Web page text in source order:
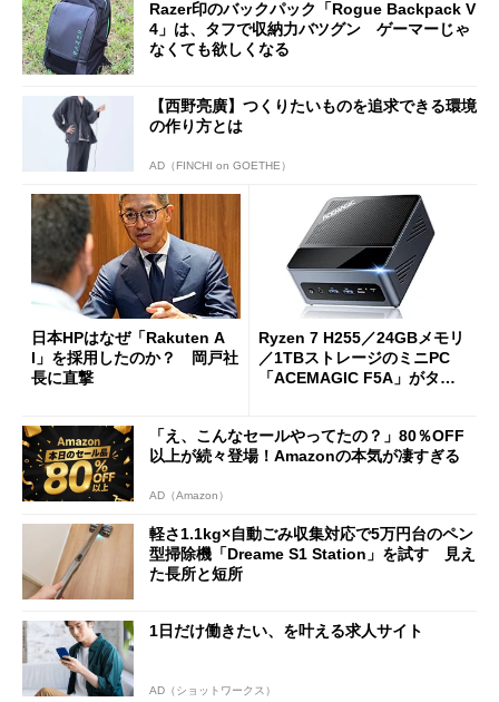
Razer印のバックパック「Rogue Backpack V
4」は、タフで収納力バツグン ゲーマーじゃ
なくても欲しくなる
【西野亮廣】つくりたいものを追求できる環境
の作り方とは
AD（FINCHI on GOETHE）
日本HPはなぜ「Rakuten A
I」を採用したのか？ 岡戸社
長に直撃
Ryzen 7 H255／24GBメモリ
／1TBストレージのミニPC
「ACEMAGIC F5A」がタイ
「え、こんなセールやってたの？」80％OFF
以上が続々登場！Amazonの本気が凄すぎる
AD（Amazon）
軽さ1.1kg×自動ごみ収集対応で5万円台のペン
型掃除機「Dreame S1 Station」を試す 見え
た長所と短所
1日だけ働きたい、を叶える求人サイト
AD（ショットワークス）